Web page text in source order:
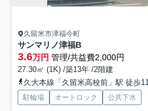
久留米市津福今町
サンマリノ津福B
3.6万円 管理/共益費2,000円
27.30㎡ (1K) /築13年 /2階建
久大本線「久留米高校前」駅 徒歩
駐輪場 オートロック 公共下水